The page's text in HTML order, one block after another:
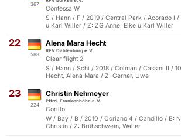
367
Contessa W
S / Hann / F / 2019 / Central Park / Acorado I /
u.Karl Willer / Z: ZG Anne, Elke u.Karl Willer
22
588
Alena Mara Hecht
RFV Dahlenburg e.V.
Clear flight 2
S / Hann / Schi / 2018 / Colman / Cassini II /
Hecht, Alena Mara / Z: Gerner, Uwe
23
224
Christin Nehmeyer
Pffrd. Frankenhöhe e.V.
Corillo
W / Bay / B / 2010 / Coriano 4 / Candillo / B:
Christin / Z: Brühschwein, Walter